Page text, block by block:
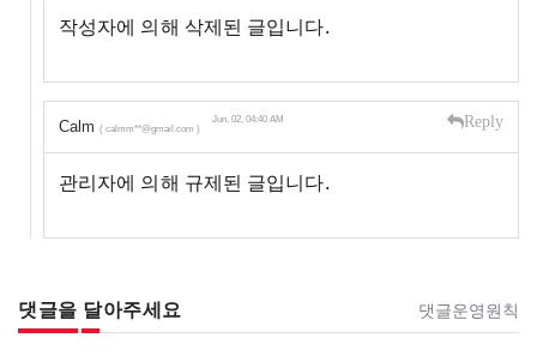
작성자에 의해 삭제된 글입니다.
Calm ( calmm**@gmail.com )
Jun, 02, 04:40 AM Reply
관리자에 의해 규제된 글입니다.
댓글을 달아주세요 댓글운영원칙